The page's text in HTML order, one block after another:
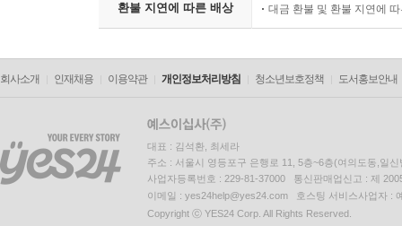
환불 지연에 따른 배상 대금 환불 및 환불 지연에
회사소개 인재채용 이용약관 개인정보처리방침 청소년보호정책 도서홍보안내
대표 : 김석환, 최세라
주소 : 서울시 영등포구 은행로 11, 5층~6층(여의도동,일신
사업자등록번호 : 229-81-37000 통신판매업신고 : 제
이메일 : yes24help@yes24.com 호스팅 서비스사업자 :
Copyright ⓒ YES24 Corp. All Rights Reserved.